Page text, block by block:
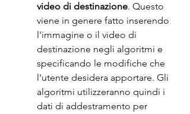
video di destinazione. Questo
viene in genere fatto inserendo
l'immagine o il video di
destinazione negli algoritmi e
specificando le modifiche che
l'utente desidera apportare. Gli
algoritmi utilizzeranno quindi i
dati di addestramento per